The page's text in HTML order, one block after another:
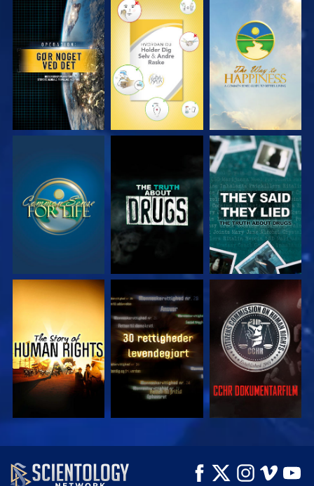
SE SE SE
SE SE
SE SE SE
SE UDFORSK SERIEN